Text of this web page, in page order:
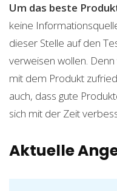
Um das beste
keine
dieser Stelle auf den
verweisen wollen.
mit dem Produkt
auch, dass gute
sich mit der Zeit
Aktuelle